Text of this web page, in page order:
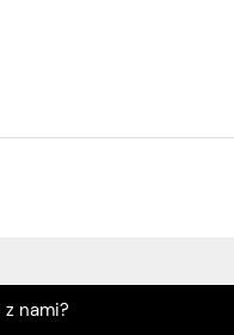
nami?